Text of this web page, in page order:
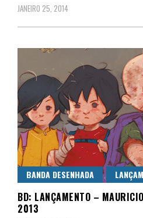
JANEIRO 25, 2014
BANDA DESENHADA
BD: LANÇAMENTO –
2013